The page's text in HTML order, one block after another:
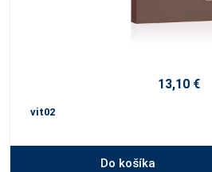
13,10 €
vit02
Do košíka